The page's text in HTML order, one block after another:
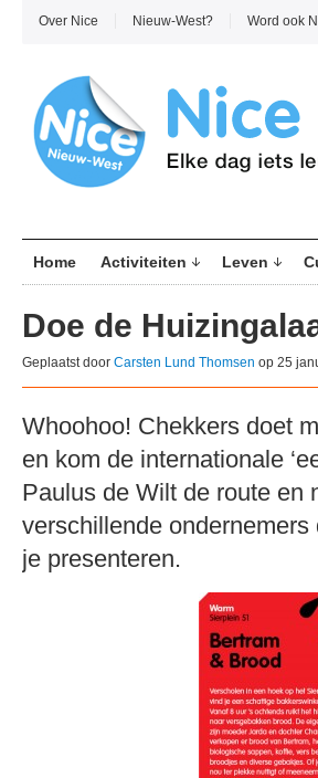
Over Nice Nieuw-West? Word ook
Home Activiteiten Leven
Doe de
Geplaatst door Carsten Lund Thomsen op 25
Whoohoo! Chekkers doet
en kom de internationale
Paulus de Wilt de route en
verschillende
je presenteren.